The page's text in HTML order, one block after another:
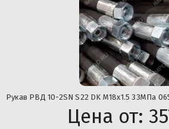
Рукав РВД 10-2SN S22 DK М18х1.5 33МПа
Цена от: